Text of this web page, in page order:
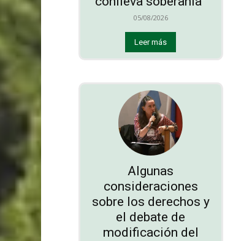
05/08/2026
Leer más
Algunas
consideraciones
sobre los derechos y
el debate de
modificación del